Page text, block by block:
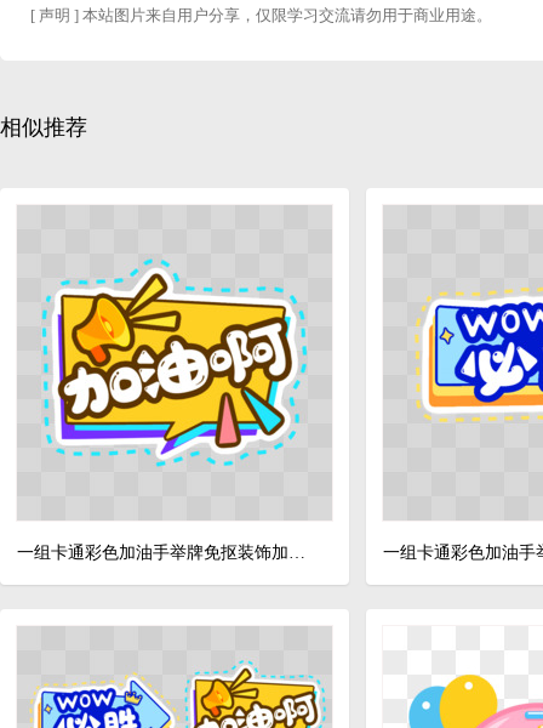
[ 声明 ] 本站图片来自用户分享，仅限学习交流请勿用于商业用途。
相似推荐
一组卡通彩色加油手举牌免抠装饰加油啊素材 一组卡通彩色加油手